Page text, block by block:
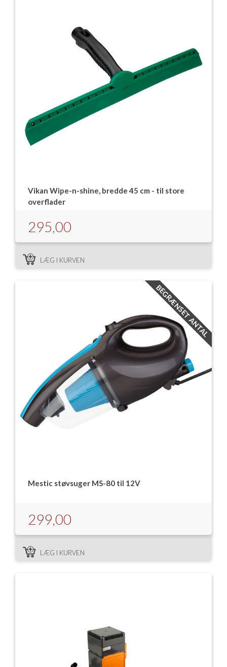
Vikan Wipe-n-shine, bredde 45 cm - til store
overflader
295,00
LÆG I KURVEN
Mestic støvsuger MS-80 til 12V
299,00
BEGRÆNSET ANTAL
LÆG I KURVEN